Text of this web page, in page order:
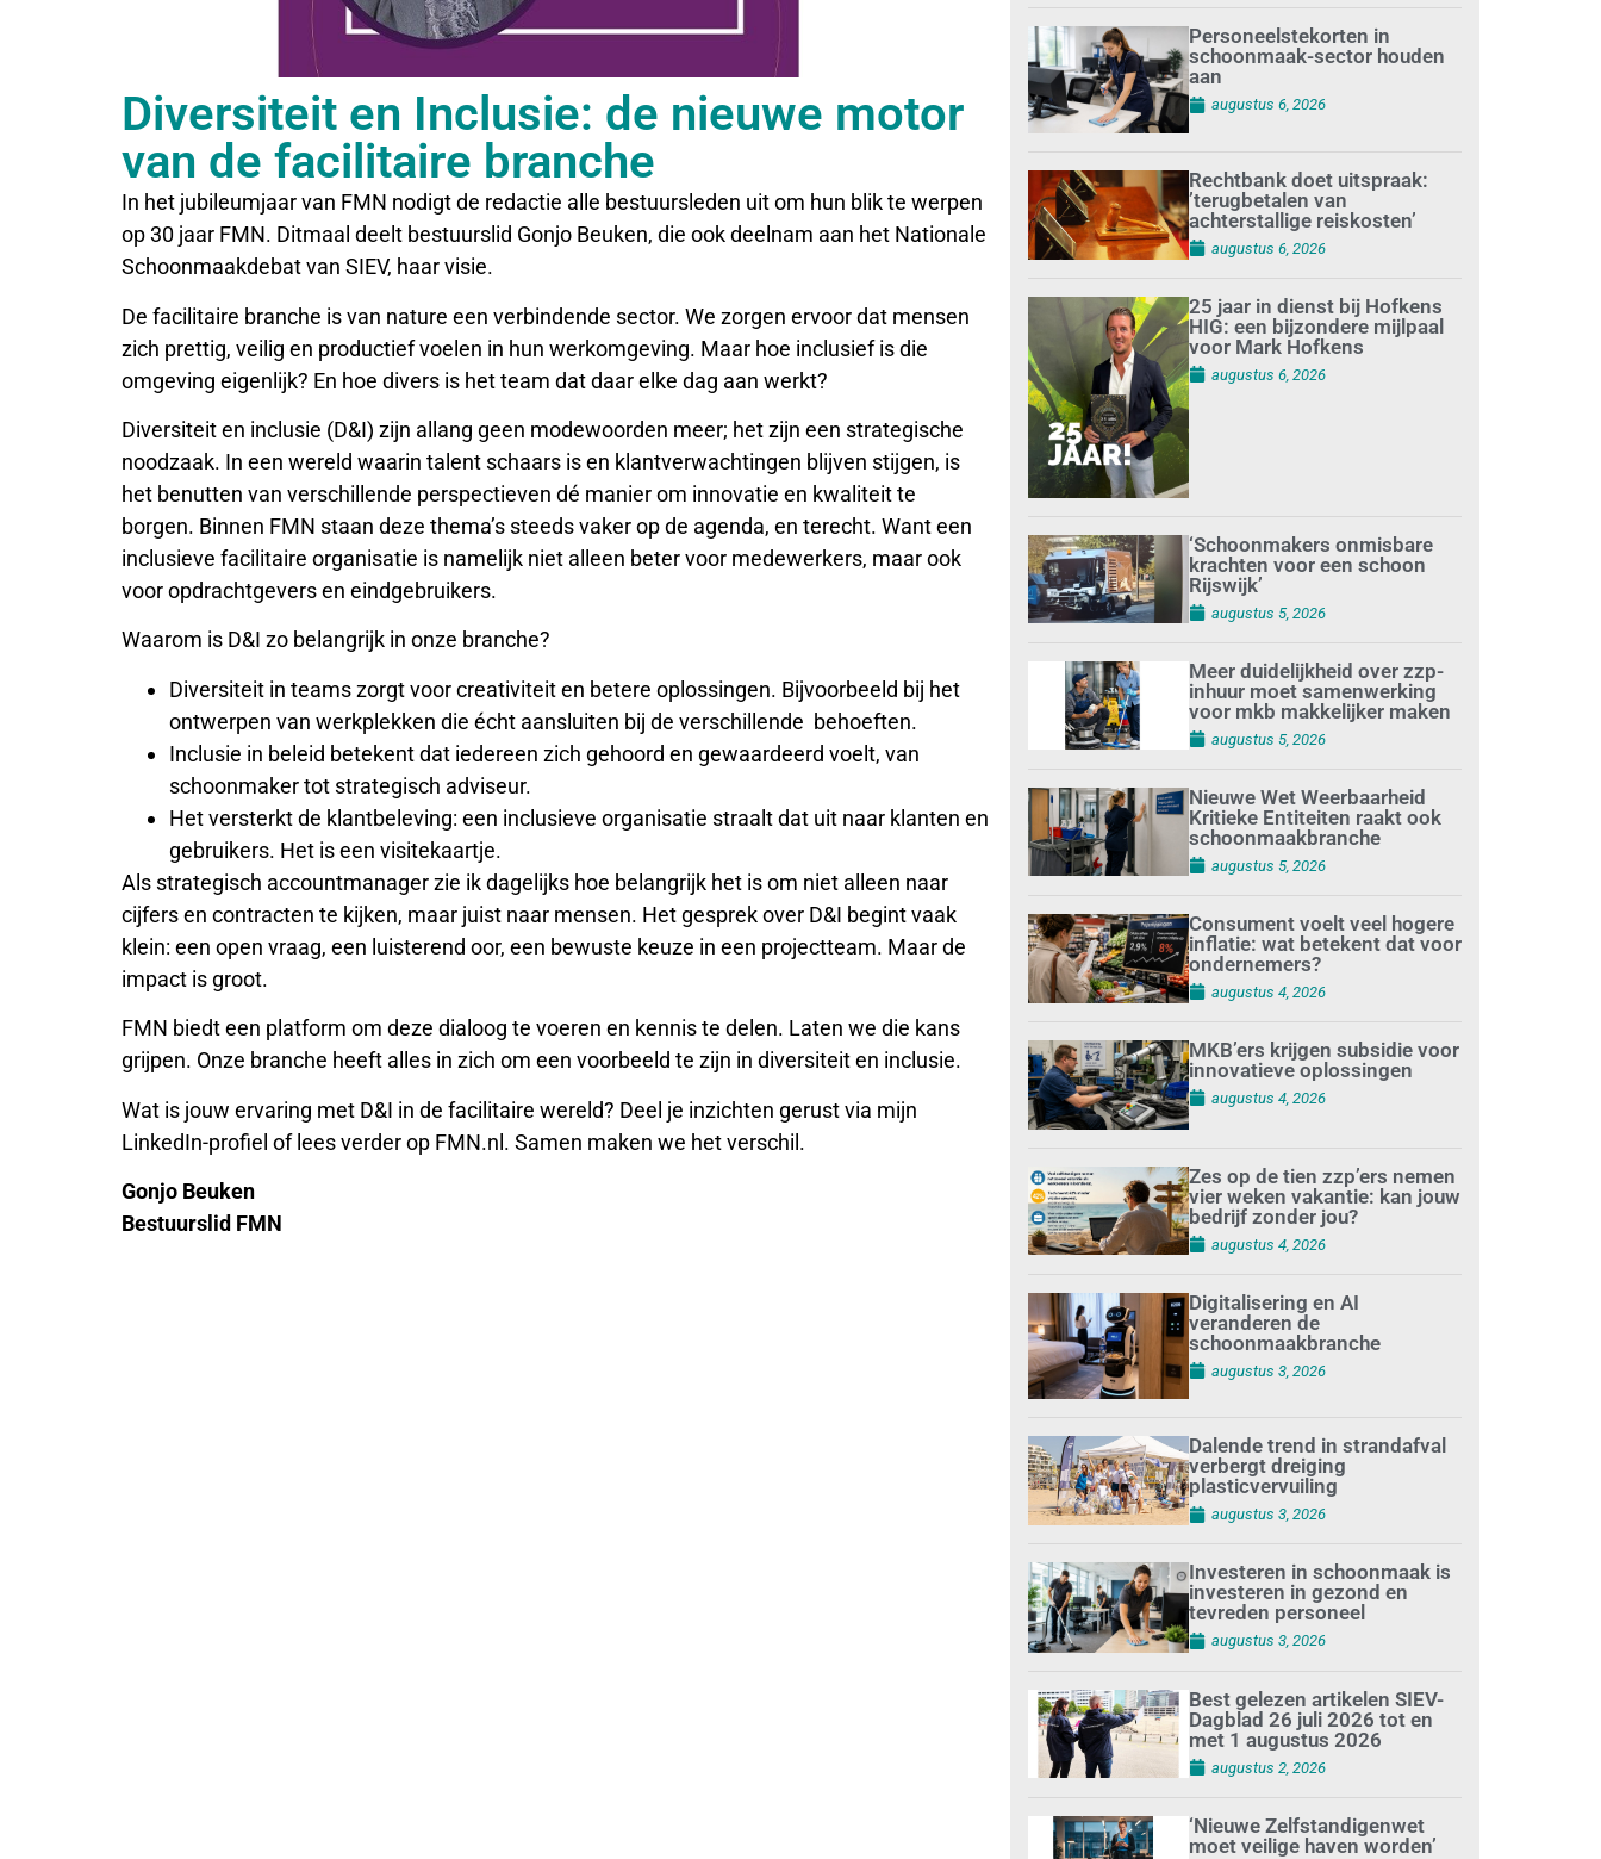
Diversiteit en Inclusie: de nieuwe motor
van de facilitaire branche
In het jubileumjaar van FMN nodigt de redactie alle bestuursleden uit om hun blik te werpen
op 30 jaar FMN. Ditmaal deelt bestuurslid Gonjo Beuken, die ook deelnam aan het Nationale
Schoonmaakdebat van SIEV, haar visie.
De facilitaire branche is van nature een verbindende sector. We zorgen ervoor dat mensen
zich prettig, veilig en productief voelen in hun werkomgeving. Maar hoe inclusief is die
omgeving eigenlijk? En hoe divers is het team dat daar elke dag aan werkt?
Diversiteit en inclusie (D&I) zijn allang geen modewoorden meer; het zijn een strategische
noodzaak. In een wereld waarin talent schaars is en klantverwachtingen blijven stijgen, is
het benutten van verschillende perspectieven dé manier om innovatie en kwaliteit te
borgen. Binnen FMN staan deze thema’s steeds vaker op de agenda, en terecht. Want een
inclusieve facilitaire organisatie is namelijk niet alleen beter voor medewerkers, maar ook
voor opdrachtgevers en eindgebruikers.
Waarom is D&I zo belangrijk in onze branche?
Diversiteit in teams zorgt voor creativiteit en betere oplossingen. Bijvoorbeeld bij het
ontwerpen van werkplekken die écht aansluiten bij de verschillende behoeften.
Inclusie in beleid betekent dat iedereen zich gehoord en gewaardeerd voelt, van
schoonmaker tot strategisch adviseur.
Het versterkt de klantbeleving: een inclusieve organisatie straalt dat uit naar klanten en
gebruikers. Het is een visitekaartje.
Als strategisch accountmanager zie ik dagelijks hoe belangrijk het is om niet alleen naar
cijfers en contracten te kijken, maar juist naar mensen. Het gesprek over D&I begint vaak
klein: een open vraag, een luisterend oor, een bewuste keuze in een projectteam. Maar de
impact is groot.
FMN biedt een platform om deze dialoog te voeren en kennis te delen. Laten we die kans
grijpen. Onze branche heeft alles in zich om een voorbeeld te zijn in diversiteit en inclusie.
Wat is jouw ervaring met D&I in de facilitaire wereld? Deel je inzichten gerust via mijn
LinkedIn-profiel of lees verder op FMN.nl. Samen maken we het verschil.
Gonjo Beuken
Bestuurslid FMN
Personeelstekorten in
schoonmaak-sector houden
aan
augustus 6, 2026
Rechtbank doet uitspraak:
’terugbetalen van
achterstallige reiskosten’
augustus 6, 2026
25 jaar in dienst bij Hofkens
HIG: een bijzondere mijlpaal
voor Mark Hofkens
augustus 6, 2026
‘Schoonmakers onmisbare
krachten voor een schoon
Rijswijk’
augustus 5, 2026
Meer duidelijkheid over zzp-
inhuur moet samenwerking
voor mkb makkelijker maken
augustus 5, 2026
Nieuwe Wet Weerbaarheid
Kritieke Entiteiten raakt ook
schoonmaakbranche
augustus 5, 2026
Consument voelt veel hogere
inflatie: wat betekent dat voor
ondernemers?
augustus 4, 2026
MKB’ers krijgen subsidie voor
innovatieve oplossingen
augustus 4, 2026
Zes op de tien zzp’ers nemen
vier weken vakantie: kan jouw
bedrijf zonder jou?
augustus 4, 2026
Digitalisering en AI
veranderen de
schoonmaakbranche
augustus 3, 2026
Dalende trend in strandafval
verbergt dreiging
plasticvervuiling
augustus 3, 2026
Investeren in schoonmaak is
investeren in gezond en
tevreden personeel
augustus 3, 2026
Best gelezen artikelen SIEV-
Dagblad 26 juli 2026 tot en
met 1 augustus 2026
augustus 2, 2026
‘Nieuwe Zelfstandigenwet
moet veilige haven worden’